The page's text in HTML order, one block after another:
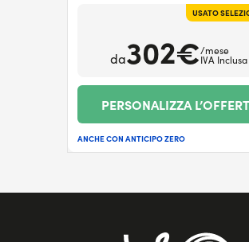
USATO
da302€/mese
IVA Inclusa
PERSONALIZZA
ANCHE CON ANTICIPO ZERO